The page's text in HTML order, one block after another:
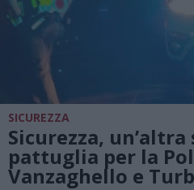
SICUREZZA
Sicurezza,
pattuglia per la
Vanzaghello e